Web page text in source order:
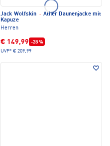
Jack Wolfskin · Ather Daunenjacke mit
Kapuze
Herren
€ 149,99 -28 %
UVP* € 209,99